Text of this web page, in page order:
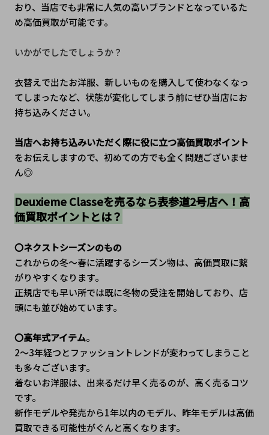
おり、当店でも非常に人気の高いブランドとなっているた
め高価買取が可能です。
いかがでしたでしょうか？
衣替えで出たお洋服、新しいものを購入して使わなくなっ
てしまったなど、状態が変化してしまう前にぜひ当店にお
持ち込みください。
当店へお持ち込みいただく際に役に立つ高価買取ポイント
をお伝えしますので、初めての方でも全く問題ございませ
ん◎
Deuxieme Classeを売るなら表参道2号店へ！高
価買取ポイントとは？
〇ネクストシーズンのもの
これからの冬～春に活躍するシーズン物は、高価買取に繋
がりやすくなります。
正規店でも早い所では既に冬物の受注を開始しており、店
頭にも並び始めています。
〇高年式アイテム。
2～3年経つとファッショントレンドが変わってしまうこと
も多々ございます。
着ないお洋服は、出来るだけ早く売るのが、高く売るコツ
です。
新作モデルや発売から1年以内のモデル、昨年モデルは高価
買取できる可能性がぐんと高くなります。